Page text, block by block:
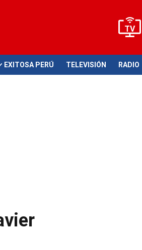
EXITOSA PERÚ TELEVISIÓN RADIO